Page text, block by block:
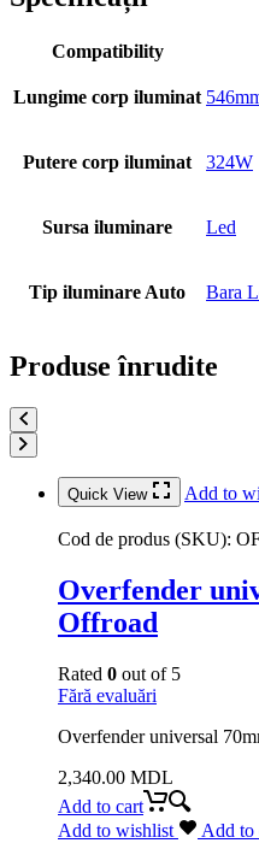
Compatibility
Lungime corp iluminat
Putere corp iluminat 324W
Sursa iluminare Led
Tip iluminare Auto Bara
Produse înrudite
Quick View Add to
Cod de produs (SKU):
Overfender
Offroad
Rated 0 out of 5
Fără evaluări
Overfender universal
2,340.00 MDL
Add to cart
Add to wishlist
Add to